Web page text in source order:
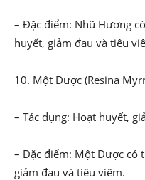
– Đặc điểm: Nhũ Hương
huyết, giảm đau và tiêu
10. Một Dược (Resina
– Tác dụng: Hoạt huyết,
– Đặc điểm: Một Dược có
giảm đau và tiêu viêm.